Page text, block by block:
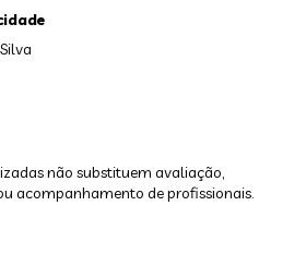
não substituem avaliação,
acompanhamento de profissionais.